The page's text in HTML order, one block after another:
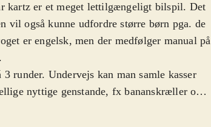
kartz er et meget lettilgængeligt bilspil. Det
vil også kunne udfordre større børn pga. de
er engelsk, men der medfølger manual på
runder. Undervejs kan man samle kasser
nyttige genstande, fx bananskræller og